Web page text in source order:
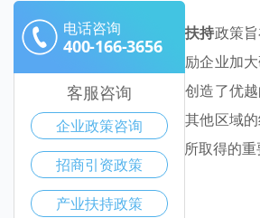
青浦区的 产业扶持政策
措施，政策鼓励企业加
循环，为企业创造了优
竞争力，还为其他区域
产业升级方面所取得的重
电话咨询
400-166-3656
客服咨询
企业政策咨询
招商引资政策
产业扶持政策